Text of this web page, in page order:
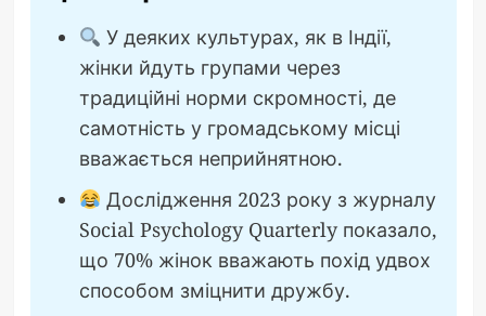
У деяких культурах, як в Індії,
жінки йдуть групами через
традиційні норми скромності, де
самотність у громадському місці
вважається неприйнятною.
Дослідження 2023 року з журналу
Social Psychology Quarterly показало,
що 70% жінок вважають похід удвох
способом зміцнити дружбу.